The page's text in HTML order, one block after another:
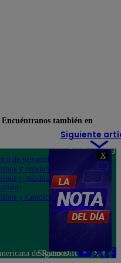
X
Siguiente
Encuéntranos también en
de privacidad
y condiciones
y condiciones
y Condiciones
Teléfono: 219
Av. San
Felipe 968
Jesús María
de Radio Difusión S.A.
Síguenos